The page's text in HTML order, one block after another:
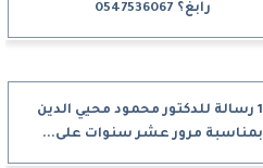
رابغ؟ 0547536067
11 رسالة للدكتور محمود محيي الدين
بمناسبة مرور عشر سنوات على...